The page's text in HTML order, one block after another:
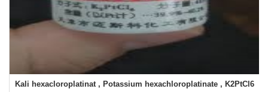
, K2PtCl6
2,2-Diphenyl-1-picrylhydrazyl